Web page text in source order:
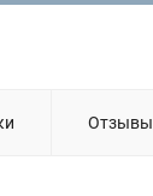
Отзывы